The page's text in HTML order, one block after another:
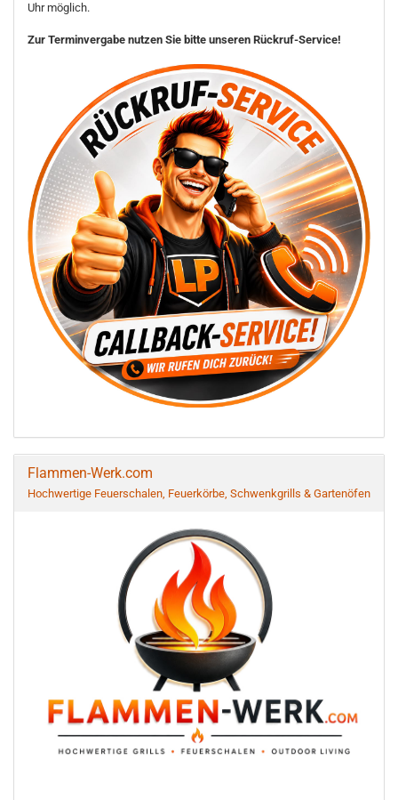
Uhr möglich.
Zur Terminvergabe nutzen Sie bitte unseren Rückruf-Service!
Flammen-Werk.com
Hochwertige Feuerschalen, Feuerkörbe, Schwenkgrills & Gartenöfen